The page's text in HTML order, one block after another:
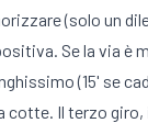
(solo un
Se la via
(15' se
cotte. Il terzo